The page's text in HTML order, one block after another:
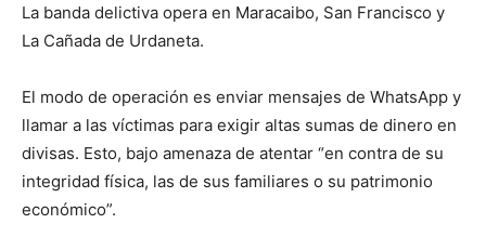
La banda delictiva opera en Maracaibo, San Francisco y
La Cañada de Urdaneta.
El modo de operación es enviar mensajes de WhatsApp y
llamar a las víctimas para exigir altas sumas de dinero en
divisas. Esto, bajo amenaza de atentar “en contra de su
integridad física, las de sus familiares o su patrimonio
económico”.